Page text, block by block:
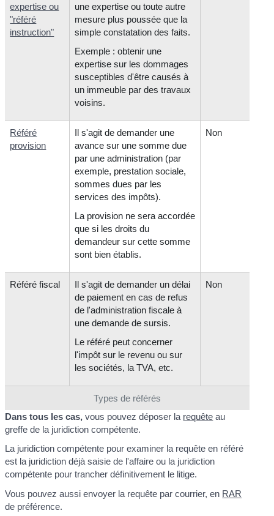
Types de référés
expertise ou
"référé
instruction"
une expertise ou toute autre
mesure plus poussée que la
simple constatation des faits.
Exemple : obtenir une
expertise sur les dommages
susceptibles d'être causés à
un immeuble par des travaux
voisins.
Référé
provision
Il s'agit de demander une
avance sur une somme due
par une administration (par
exemple, prestation sociale,
sommes dues par les
services des impôts).
La provision ne sera accordée
que si les droits du
demandeur sur cette somme
sont bien établis.
Non
Référé fiscal
Il s'agit de demander un délai
de paiement en cas de refus
de l'administration fiscale à
une demande de sursis.
Le référé peut concerner
l'impôt sur le revenu ou sur
les sociétés, la TVA, etc.
Non
Dans tous les cas, vous pouvez déposer la requête au
greffe de la juridiction compétente.
La juridiction compétente pour examiner la requête en référé
est la juridiction déjà saisie de l'affaire ou la juridiction
compétente pour trancher définitivement le litige.
Vous pouvez aussi envoyer la requête par courrier, en RAR
de préférence.